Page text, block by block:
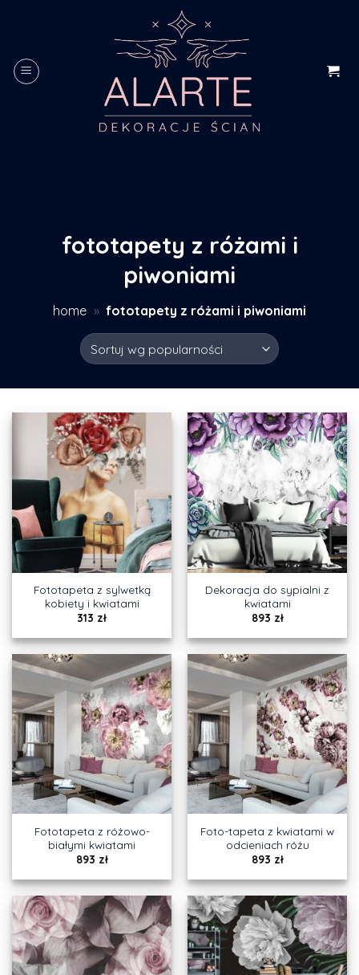
fototapety z różami i
piwoniami
home » fototapety z różami i piwoniami
Fototapeta z sylwetką
kobiety i kwiatami
313 zł
Dekoracja do sypialni z
kwiatami
893 zł
Fototapeta z różowo-
białymi kwiatami
893 zł
Foto-tapeta z kwiatami w
odcieniach różu
893 zł